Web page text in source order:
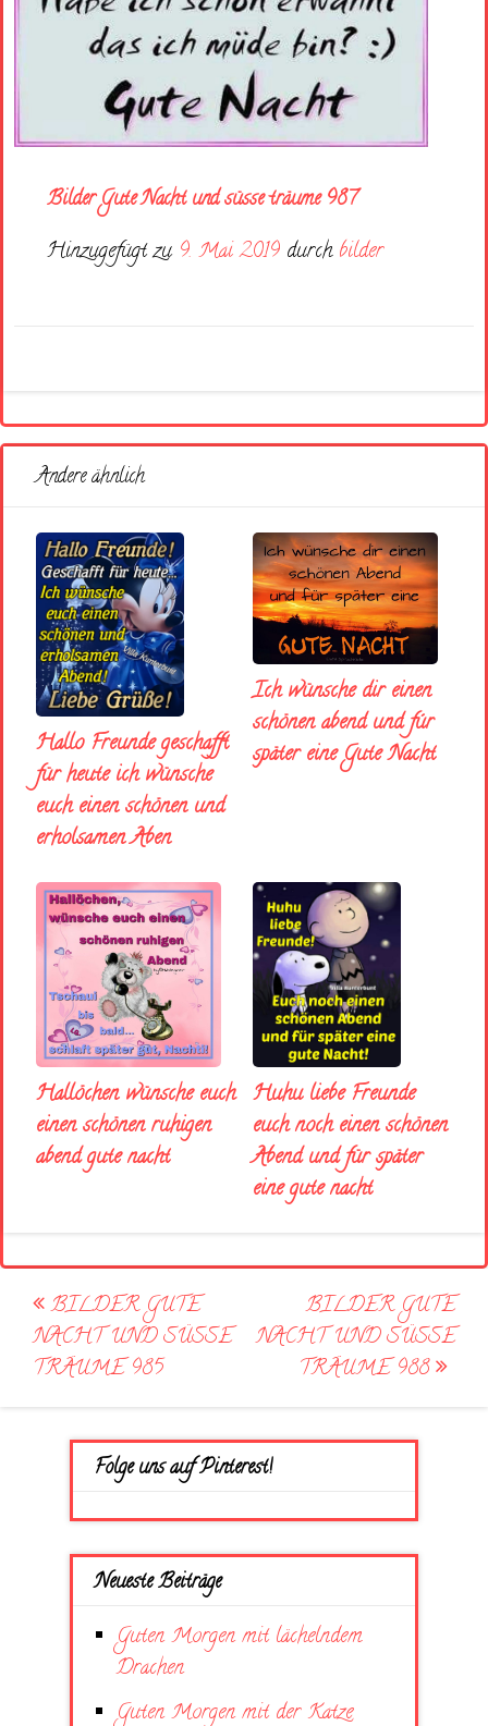
Bilder Gute Nacht und süsse träume 987
Hinzugefügt zu 9. Mai 2019 durch bilder
Andere ähnlich
Hallo Freunde geschafft
für heute ich wünsche
euch einen schönen und
erholsamen Aben
Ich wünsche dir einen
schönen abend und fúr
später eine Gute Nacht
Hallöchen wünsche euch
einen schönen ruhigen
abend gute nacht
Huhu liebe Freunde
euch noch einen schönen
Abend und für später
eine gute nacht
Post
navigation
BILDER GUTE
NACHT UND SÜSSE
TRÄUME 985
BILDER GUTE
NACHT UND SÜSSE
TRÄUME 988
Folge uns auf Pinterest!
Neueste Beiträge
Guten Morgen mit lächelndem
Drachen
Guten Morgen mit der Katze